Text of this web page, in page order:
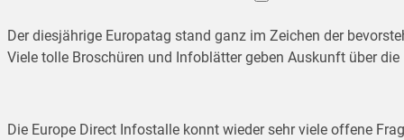
Der diesjährige Europatag stand ganz im Zeichen der
Viele tolle Broschüren und Infoblätter geben Auskunft über
Die Europe Direct Infostalle konnt wieder sehr viele offene